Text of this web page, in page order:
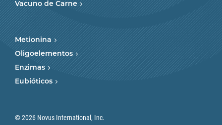
Vacuno de Carne
Metionina
Oligoelementos
Enzimas
Eubióticos
© 2026 Novus International, Inc.